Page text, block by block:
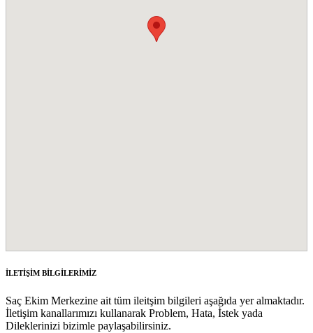
İLETİŞİM BİLGİLERİMİZ
Saç Ekim Merkezine ait tüm ileitşim bilgileri aşağıda yer almaktadır.
İletişim kanallarımızı kullanarak Problem, Hata, İstek yada
Dileklerinizi bizimle paylaşabilirsiniz.